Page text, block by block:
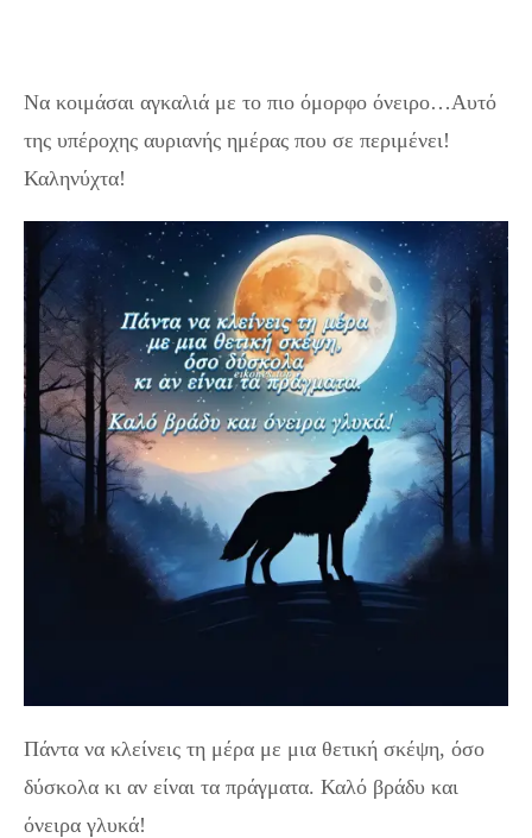
Να κοιμάσαι αγκαλιά με το πιο όμορφο όνειρο…Αυτό
της υπέροχης αυριανής ημέρας που σε περιμένει!
Καληνύχτα!
Πάντα να κλείνεις τη μέρα με μια θετική σκέψη, όσο
δύσκολα κι αν είναι τα πράγματα. Καλό βράδυ και
όνειρα γλυκά!